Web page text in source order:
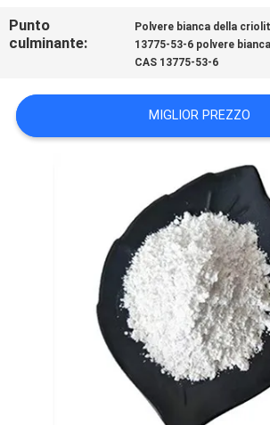
CHIEDI UN
POLITICA
RISERVATEZZA
Punto
culminante:
Polvere bianca della
13775-53-6 polvere
CAS 13775-53-6
MIGLIOR PREZZO